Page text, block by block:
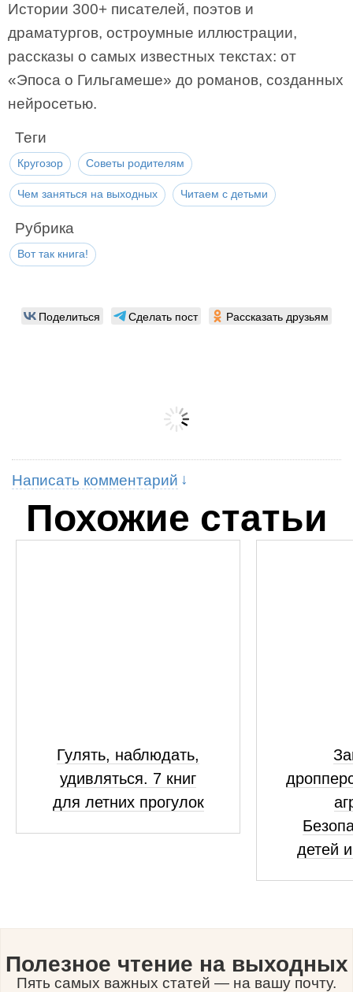
Истории 300+ писателей, поэтов и
драматургов, остроумные иллюстрации,
рассказы о самых известных текстах: от
«Эпоса о Гильгамеше» до романов, созданных
нейросетью.
Теги
Кругозор Советы родителям
Чем заняться на выходных Читаем с детьми
Рубрика
Вот так книга!
Поделиться Сделать пост Рассказать друзьям
Написать комментарий
Похожие статьи
Гулять, наблюдать,
удивляться. 7 книг
для летних прогулок
детей
Полезное чтение на выходных
Пять самых важных статей — на вашу почту.